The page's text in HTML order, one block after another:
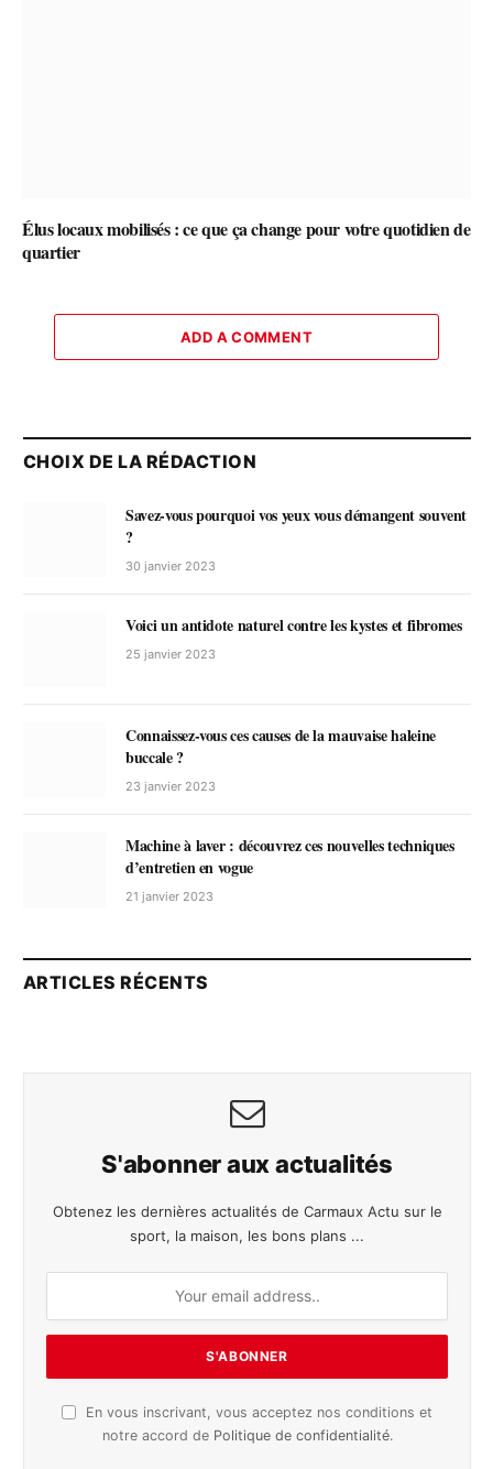
Élus locaux mobilisés : ce que ça change pour votre quotidien de
quartier
ADD A COMMENT
CHOIX DE LA RÉDACTION
Savez-vous pourquoi vos yeux vous démangent souvent
?
30 janvier 2023
Voici un antidote naturel contre les kystes et fibromes
25 janvier 2023
Connaissez-vous ces causes de la mauvaise haleine
buccale ?
23 janvier 2023
Machine à laver : découvrez ces nouvelles techniques
d’entretien en vogue
21 janvier 2023
ARTICLES RÉCENTS
S'abonner aux actualités
Obtenez les dernières actualités de Carmaux Actu sur le
sport, la maison, les bons plans ...
En vous inscrivant, vous acceptez nos conditions et
notre accord de Politique de confidentialité.